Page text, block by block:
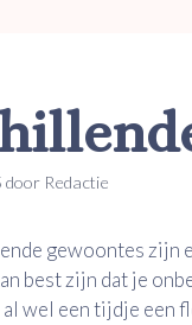
door Redactie
gewoontes zijn
best zijn dat je
wel een tijdje een